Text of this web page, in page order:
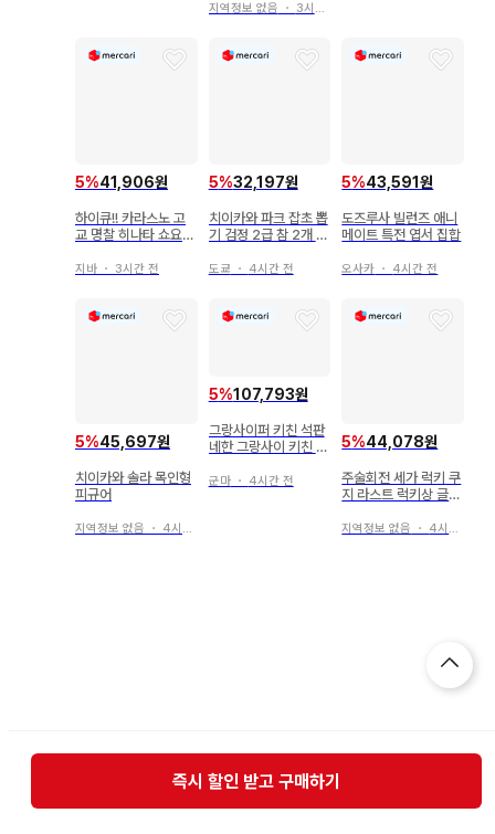
지역정보 없음 ・ 3시간 전
5%41,906원
하이큐!! 카라스노 고
교 명찰 히나타 쇼요
즈미 하지메
지바 ・ 3시간 전
5%32,197원
치이카와 파크 잡초 뽑
기 검정 2급 참 2개 세
도쿄 ・ 4시간 전
5%43,591원
도즈루사 빌런즈 애니
메이트 특전 엽서 집합
오사카 ・ 4시간 전
5%45,697원
치이카와 솔라 목인형
피규어
지역정보 없음 ・ 4시간 전
5%107,793원
그랑사이퍼 키친 석판
네한 그랑사이 키친 그
군마・ 4시간 전
5%44,078원
주술회전 세가 럭키 쿠
지 라스트 럭키상 글리
지역정보 없음 ・ 4시간 전
즉시 할인 받고 구매하기